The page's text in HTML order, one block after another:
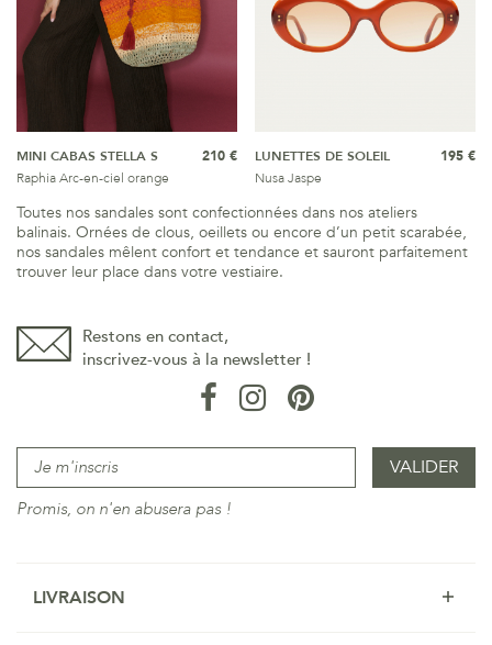
MINI CABAS STELLA S
Raphia Arc-en-ciel orange
210 €
LUNETTES DE SOLEIL
Nusa Jaspe
195 €
Toutes nos sandales sont confectionnées dans nos ateliers
balinais. Ornées de clous, oeillets ou encore d’un petit scarabée,
nos sandales mêlent confort et tendance et sauront parfaitement
trouver leur place dans votre vestiaire.
Restons en contact,
inscrivez-vous à la newsletter !
Promis, on n'en abusera pas !
LIVRAISON